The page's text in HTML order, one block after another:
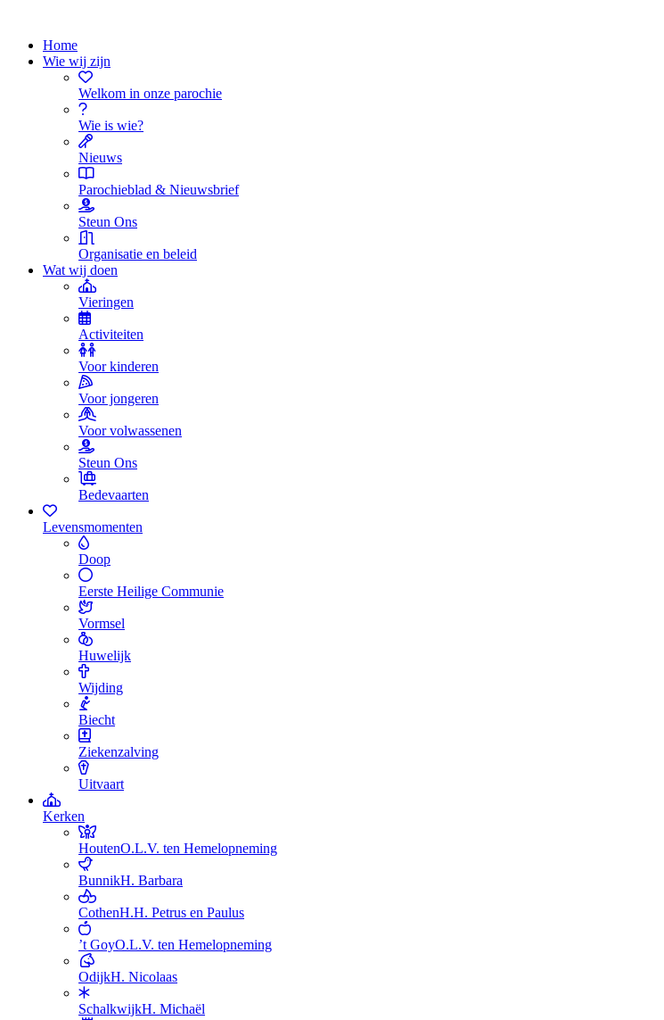
Home
Wie wij zijn
Welkom in onze parochie
Wie is wie?
Nieuws
Parochieblad & Nieuwsbrief
Steun Ons
Organisatie en beleid
Wat wij doen
Vieringen
Activiteiten
Voor kinderen
Voor jongeren
Voor volwassenen
Steun Ons
Bedevaarten
Levensmomenten
Doop
Eerste Heilige Communie
Vormsel
Huwelijk
Wijding
Biecht
Ziekenzalving
Uitvaart
Kerken
HoutenO.L.V. ten Hemelopneming
BunnikH. Barbara
CothenH.H. Petrus en Paulus
’t GoyO.L.V. ten Hemelopneming
OdijkH. Nicolaas
SchalkwijkH. Michaël